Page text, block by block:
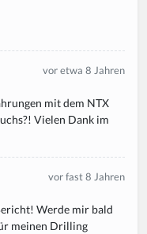
vor etwa 8 Jahren
mit dem NTX
Vielen Dank im
vor fast 8 Jahren
Werde mir bald
meinen Drilling